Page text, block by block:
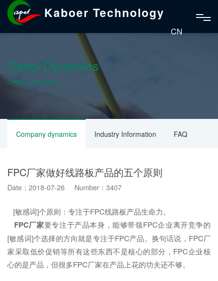
Kaboer Technology
CN
Cabol Dynamics
CABOL DYNAMICS
Company dynamics Industry Information FAQ
FPC厂家做好线路板产品的五个原则
Date：2018-07-26 Number：3407
[敏感词]个原则：专注于FPC线路板产品生命力。
FPC厂家要专注于产品本身，能够带领FPC企业离开竞争的
[敏感词]个选择的方向就是专注于FPC产品。换句话说，FPC厂
家采取低价促销等所有这些东西不是核心的部分，FPC企业核
心的是产品，但很多FPC厂家在产品上花的功夫还不够。